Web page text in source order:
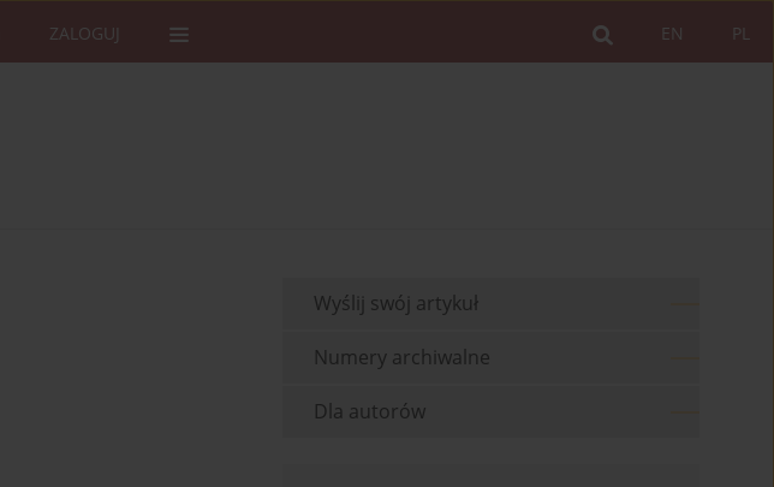
PL
EN
ZALOGUJ
Wyślij swój artykuł
Numery archiwalne
Dla autorów